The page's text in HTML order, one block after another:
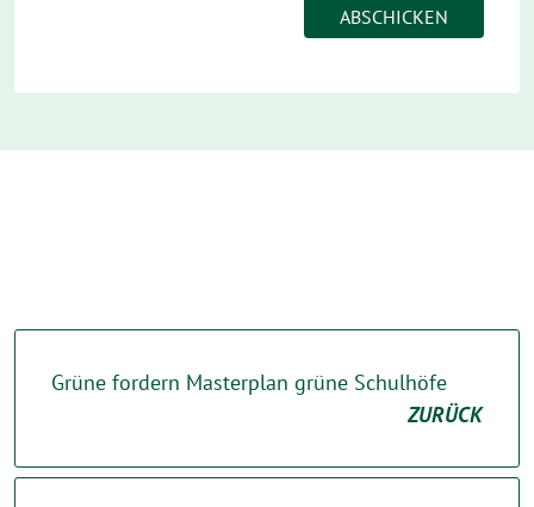
Grüne fordern Masterplan grüne Schulhöfe
ZURÜCK